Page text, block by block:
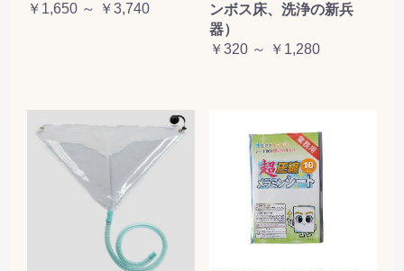
￥1,650 ～ ￥3,740
ンボス床、洗浄の新兵
器）
￥320 ～ ￥1,280